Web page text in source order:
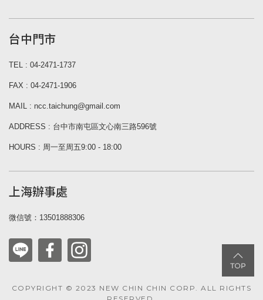
台中門市
TEL : 04-2471-1737
FAX : 04-2471-1906
MAIL : ncc.taichung@gmail.com
ADDRESS : 台中市南屯區文心南三路596號
HOURS : 周一至周五9:00 - 18:00
上海辦事處
微信號：13501888306
COPYRIGHT © 2023 NEW CHIN CHIN CORP. ALL RIGHTS